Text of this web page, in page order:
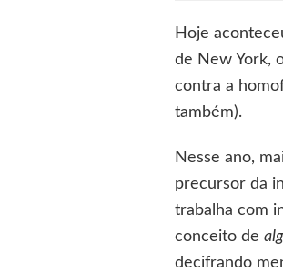
Hoje
de New York,
contra a
também).
Nesse ano,
precursor da
trabalha com
conceito de
decifrando